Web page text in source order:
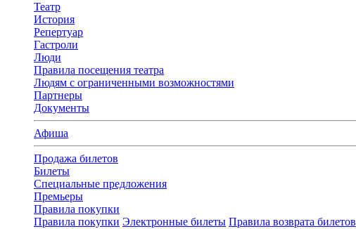
Театр
История
Репертуар
Гастроли
Люди
Правила посещения театра
Людям с ограниченными возможностями
Партнеры
Документы
Афиша
Продажа билетов
Билеты
Специальные предложения
Премьеры
Правила покупки
Правила покупки Электронные билеты Правила возврата билетов